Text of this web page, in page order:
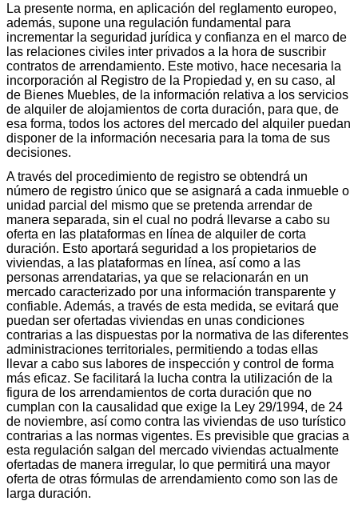
La presente norma, en aplicación del reglamento europeo,
además, supone una regulación fundamental para
incrementar la seguridad jurídica y confianza en el marco de
las relaciones civiles inter privados a la hora de suscribir
contratos de arrendamiento. Este motivo, hace necesaria la
incorporación al Registro de la Propiedad y, en su caso, al
de Bienes Muebles, de la información relativa a los servicios
de alquiler de alojamientos de corta duración, para que, de
esa forma, todos los actores del mercado del alquiler puedan
disponer de la información necesaria para la toma de sus
decisiones.
A través del procedimiento de registro se obtendrá un
número de registro único que se asignará a cada inmueble o
unidad parcial del mismo que se pretenda arrendar de
manera separada, sin el cual no podrá llevarse a cabo su
oferta en las plataformas en línea de alquiler de corta
duración. Esto aportará seguridad a los propietarios de
viviendas, a las plataformas en línea, así como a las
personas arrendatarias, ya que se relacionarán en un
mercado caracterizado por una información transparente y
confiable. Además, a través de esta medida, se evitará que
puedan ser ofertadas viviendas en unas condiciones
contrarias a las dispuestas por la normativa de las diferentes
administraciones territoriales, permitiendo a todas ellas
llevar a cabo sus labores de inspección y control de forma
más eficaz. Se facilitará la lucha contra la utilización de la
figura de los arrendamientos de corta duración que no
cumplan con la causalidad que exige la Ley 29/1994, de 24
de noviembre, así como contra las viviendas de uso turístico
contrarias a las normas vigentes. Es previsible que gracias a
esta regulación salgan del mercado viviendas actualmente
ofertadas de manera irregular, lo que permitirá una mayor
oferta de otras fórmulas de arrendamiento como son las de
larga duración.